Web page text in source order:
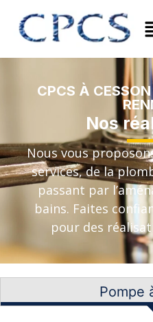
CPCS À
Nos
Nous vous
services, de la
passant par
bains. Faites
pour des
Pompe